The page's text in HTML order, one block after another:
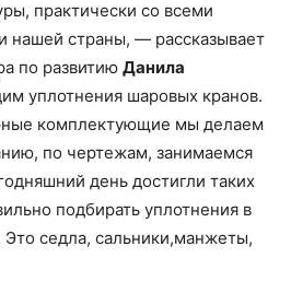
практически со всеми
нашей страны, — рассказывает
по развитию Данила
уплотнения шаровых кранов.
комплектующие мы делаем
по чертежам, занимаемся
день достигли таких
подбирать уплотнения в
Это седла, сальники,манжеты,